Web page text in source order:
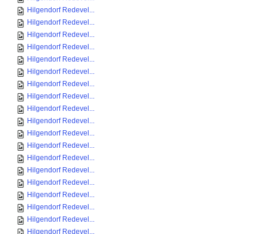
Hilgendorf Redevel...
Hilgendorf Redevel...
Hilgendorf Redevel...
Hilgendorf Redevel...
Hilgendorf Redevel...
Hilgendorf Redevel...
Hilgendorf Redevel...
Hilgendorf Redevel...
Hilgendorf Redevel...
Hilgendorf Redevel...
Hilgendorf Redevel...
Hilgendorf Redevel...
Hilgendorf Redevel...
Hilgendorf Redevel...
Hilgendorf Redevel...
Hilgendorf Redevel...
Hilgendorf Redevel...
Hilgendorf Redevel...
Hilgendorf Redevel...